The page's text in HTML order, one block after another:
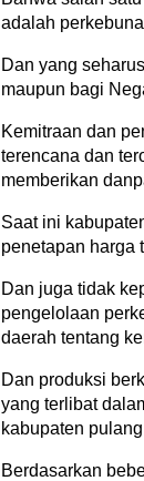
adalah
Dan yang
maupun bagi
Kemitraan dan
terencana dan
memberikan
Saat ini
penetapan harga
Dan juga tidak
pengelolaan
daerah tentang
Dan produksi
yang terlibat
kabupaten
Berdasarkan